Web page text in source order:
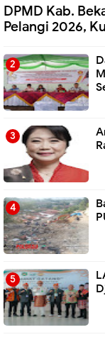
DPMD Kab.
Pelangi 2026,